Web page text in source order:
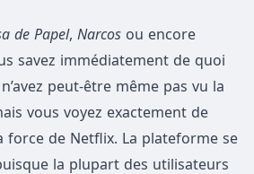
de Papel, Narcos ou encore
savez immédiatement de quoi
peut-être même pas vu la
vous voyez exactement de
force de Netflix. La plateforme se
la plupart des utilisateurs